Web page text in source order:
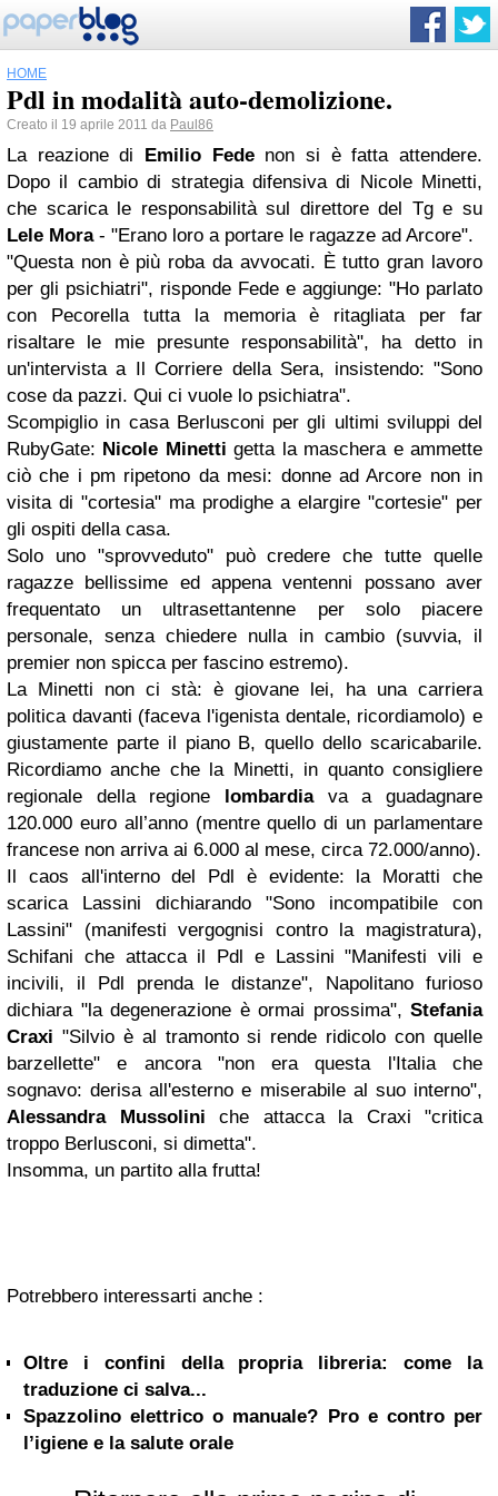
HOME
Pdl in modalità auto-demolizione.
Creato il 19 aprile 2011 da Paul86
La reazione di Emilio Fedenon si è fatta attendere.
Dopo il cambio di strategia difensiva di Nicole Minetti,
che scarica le responsabilità sul direttore del Tg e su
Lele Mora- "Erano loro a portare le ragazze ad Arcore".
"Questa non è più roba da avvocati. È tutto gran lavoro
per gli psichiatri", risponde Fede e aggiunge: "Ho parlato
con Pecorella tutta la memoria è ritagliata per far
risaltare le mie presunte responsabilità", ha detto in
un'intervista a Il Corriere della Sera, insistendo: "Sono
cose da pazzi. Qui ci vuole lo psichiatra".
Scompiglio in casa Berlusconi per gli ultimi sviluppi del
RubyGate: Nicole Minetti getta la maschera e ammette
ciò che i pm ripetono da mesi: donne ad Arcore non in
visita di "cortesia" ma prodighe a elargire "cortesie" per
gli ospiti della casa.
Solo uno "sprovveduto" può credere che tutte quelle
ragazze bellissime ed appena ventenni possano aver
frequentato un ultrasettantenne per solo piacere
personale, senza chiedere nulla in cambio (suvvia, il
premier non spicca per fascino estremo).
La Minetti non ci stà: è giovane lei, ha una carriera
politica davanti (faceva l'igenista dentale, ricordiamolo) e
giustamente parte il piano B, quello dello scaricabarile.
Ricordiamo anche che la Minetti, in quanto consigliere
regionale della regione lombardiava a guadagnare
120.000 euro all’anno (mentre quello di un parlamentare
francese non arriva ai 6.000 al mese, circa 72.000/anno).
Il caos all'interno del Pdl è evidente: la Moratti che
scarica Lassini dichiarando "Sono incompatibile con
Lassini" (manifesti vergognisi contro la magistratura),
Schifani che attacca il Pdl e Lassini "Manifesti vili e
incivili, il Pdl prenda le distanze", Napolitano furioso
dichiara "la degenerazione è ormai prossima", Stefania
Craxi "Silvio è al tramonto si rende ridicolo con quelle
barzellette" e ancora "non era questa l'Italia che
sognavo: derisa all'esterno e miserabile al suo interno",
Alessandra Mussolini che attacca la Craxi "critica
troppo Berlusconi, si dimetta".
Insomma, un partito alla frutta!
Potrebbero interessarti anche :
Oltre i confini della propria libreria: come la
traduzione ci salva...
Spazzolino elettrico o manuale? Pro e contro per
l’igiene e la salute orale